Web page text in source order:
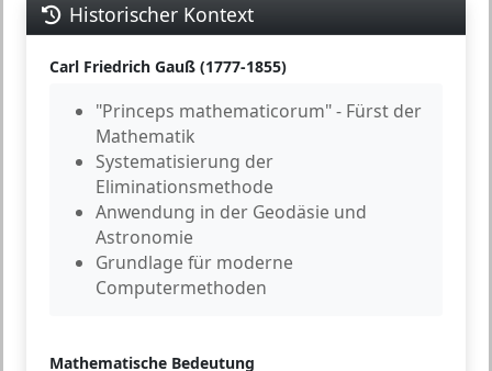
Historischer Kontext
Carl Friedrich Gauß (1777-1855)
"Princeps mathematicorum"- Fürst der
Mathematik
Systematisierung der
Eliminationsmethode
Anwendung in der Geodäsie und
Astronomie
Grundlage für moderne
Computermethoden
Mathematische Bedeutung